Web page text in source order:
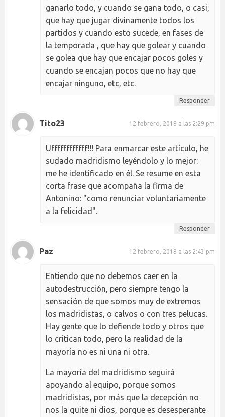
ganarlo todo, y cuando se gana todo, o casi,
que hay que jugar divinamente todos los
partidos y cuando esto sucede, en fases de
la temporada , que hay que golear y cuando
se golea que hay que encajar pocos goles y
cuando se encajan pocos que no hay que
encajar ninguno, etc, etc.
Responder
Tito23 12 febrero, 2018 a las 2:29 pm
Uffffffffffff!!! Para enmarcar este artículo, he
sudado madridismo leyéndolo y lo mejor:
me he identificado en él. Se resume en esta
corta frase que acompaña la firma de
Antonino: "como renunciar voluntariamente
a la felicidad".
Responder
Paz 12 febrero, 2018 a las 2:43 pm
Entiendo que no debemos caer en la
autodestrucción, pero siempre tengo la
sensación de que somos muy de extremos
los madridistas, o calvos o con tres pelucas.
Hay gente que lo defiende todo y otros que
lo critican todo, pero la realidad de la
mayoría no es ni una ni otra.
La mayoría del madridismo seguirá
apoyando al equipo, porque somos
madridistas, por más que la decepción no
nos la quite ni dios, porque es desesperante